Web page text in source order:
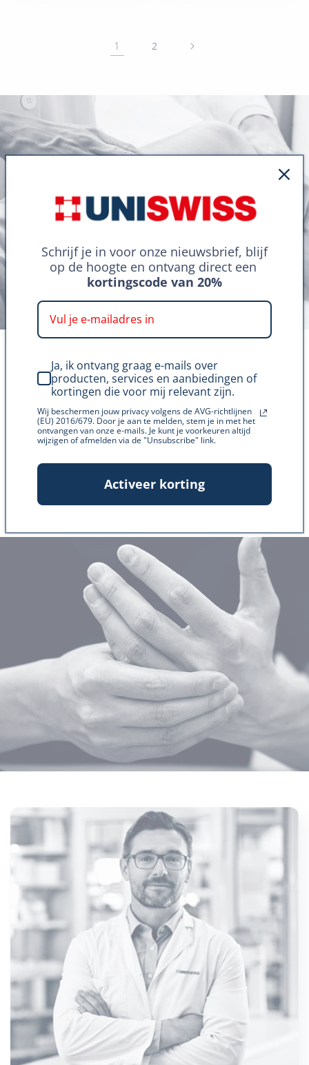
1 2
Doe de gratis
vitaminetest
Ontdek in een minuutje welke supplementen
Schrijf je in voor onze nieuwsbrief, blijf
op de hoogte en ontvang direct een
kortingscode van 20%
Ja, ik ontvang graag e-mails over
producten, services en aanbiedingen of
kortingen die voor mij relevant zijn.
Wij beschermen jouw privacy volgens de AVG-richtlijnen
(EU) 2016/679. Door je aan te melden, stem je in met het
ontvangen van onze e-mails. Je kunt je voorkeuren altijd
wijzigen of afmelden via de "Unsubscribe" link.
Activeer korting